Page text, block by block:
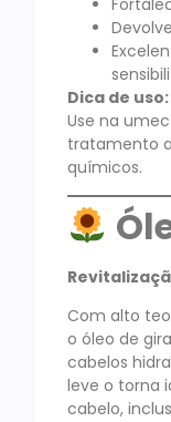
Dica de uso:
Use na
tratamento
químicos.
Com alto
o óleo de
cabelos
leve o torna
cabelo,